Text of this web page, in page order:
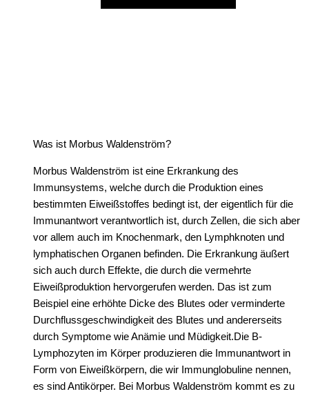
Was ist Morbus Waldenström?
Morbus Waldenström ist eine Erkrankung des
Immunsystems, welche durch die Produktion eines
bestimmten Eiweißstoffes bedingt ist, der eigentlich für die
Immunantwort verantwortlich ist, durch Zellen, die sich aber
vor allem auch im Knochenmark, den Lymphknoten und
lymphatischen Organen befinden. Die Erkrankung äußert
sich auch durch Effekte, die durch die vermehrte
Eiweißproduktion hervorgerufen werden. Das ist zum
Beispiel eine erhöhte Dicke des Blutes oder verminderte
Durchflussgeschwindigkeit des Blutes und andererseits
durch Symptome wie Anämie und Müdigkeit.Die B-
Lymphozyten im Körper produzieren die Immunantwort in
Form von Eiweißkörpern, die wir Immunglobuline nennen,
es sind Antikörper. Bei Morbus Waldenström kommt es zu